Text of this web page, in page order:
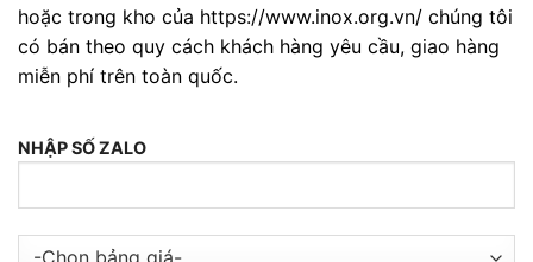
hoặc trong kho của https://www.inox.org.vn/ chúng tôi
có bán theo quy cách khách hàng yêu cầu, giao hàng
miễn phí trên toàn quốc.
NHẬP SỐ ZALO